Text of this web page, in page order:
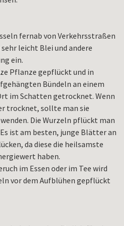
fernab von Verkehrsstraßen
leicht Blei und andere
ein.
Pflanze gepflückt und in
Bündeln an einem
im Schatten getrocknet. Wenn
trocknet, sollte man sie
Die Wurzeln pflückt man
ist am besten, junge Blätter an
da diese die heilsamste
haben.
im Essen oder im Tee wird
vor dem Aufblühen gepflückt